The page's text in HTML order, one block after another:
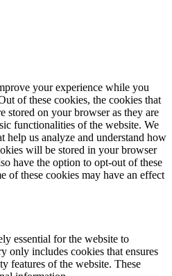
your experience while you
of these cookies, the cookies that
stored on your browser as they are
functionalities of the website. We
help us analyze and understand how
will be stored in your browser
have the option to opt-out of these
of these cookies may have an effect
essential for the website to
only includes cookies that ensures
features of the website. These